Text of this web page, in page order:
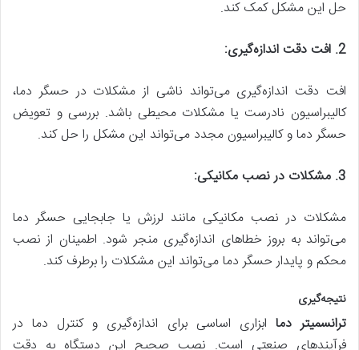
حل این مشکل کمک کند.
2. افت دقت اندازه‌گیری:
افت دقت اندازه‌گیری می‌تواند ناشی از مشکلات در حسگر دما،
کالیبراسیون نادرست یا مشکلات محیطی باشد. بررسی و تعویض
حسگر دما و کالیبراسیون مجدد می‌تواند این مشکل را حل کند.
3. مشکلات در نصب مکانیکی:
مشکلات در نصب مکانیکی مانند لرزش یا جابجایی حسگر دما
می‌تواند به بروز خطاهای اندازه‌گیری منجر شود. اطمینان از نصب
محکم و پایدار حسگر دما می‌تواند این مشکلات را برطرف کند.
نتیجه‌گیری
ترانسمیتر دما ابزاری اساسی برای اندازه‌گیری و کنترل دما در